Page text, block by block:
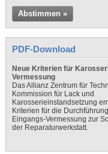
Abstimmen »
PDF-Download
Neue Kriterien für
Vermessung
Das Allianz Zentrum für
Kommission für Lack und
Karosserieinstandsetzung
Kriterien für die
Eingangs-Vermessung zur
der Reparaturwerkstatt.